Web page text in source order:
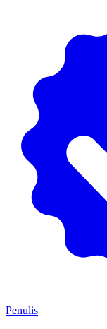
Penulis